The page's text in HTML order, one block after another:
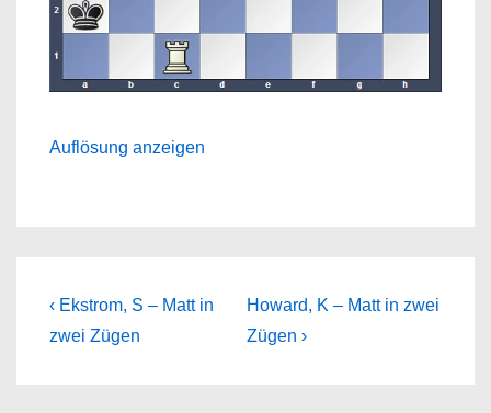
Auflösung anzeigen
Beitragsnavigation
Previous
Post
‹ Ekstrom, S – Matt in
zwei Zügen
Next
Post
Howard, K – Matt in zwei
Zügen ›